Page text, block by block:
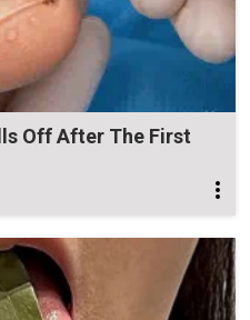
Off After The First